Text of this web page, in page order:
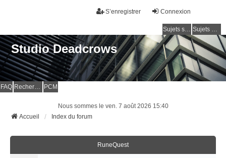
Connexion
S’enregistrer
Sujets sans réponse Sujets actifs
Studio Deadcrows
FAQ Rechercher PCM
Nous sommes le ven. 7 août 2026 15:40
Accueil
Index du forum
RuneQuest